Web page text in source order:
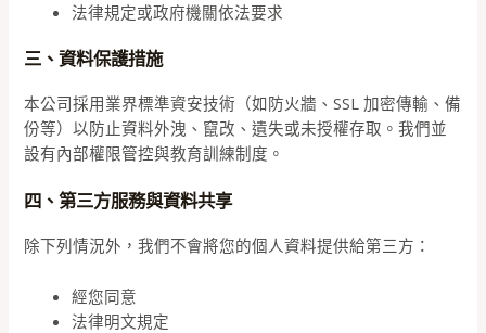
法律規定或政府機關依法要求
三、資料保護措施
本公司採用業界標準資安技術（如防火牆、SSL 加密傳輸、備
份等）以防止資料外洩、竄改、遺失或未授權存取。我們並
設有內部權限管控與教育訓練制度。
四、第三方服務與資料共享
除下列情況外，我們不會將您的個人資料提供給第三方：
經您同意
法律明文規定